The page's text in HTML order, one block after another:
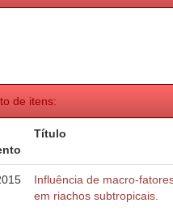
de itens:
Título
Influência de macro-
em riachos subtropicais.